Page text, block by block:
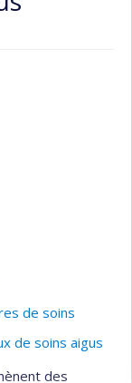
de soins
de soins aigus
des